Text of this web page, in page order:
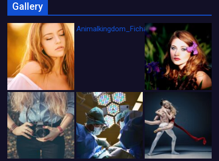
Gallery
Animalkingdom_FichaCine